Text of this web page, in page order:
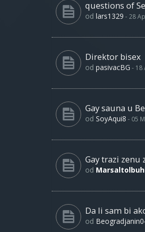
questions of
od lars1329 - 28
Direktor bisex
od pasivacBG - 18
Gay sauna u
od SoyAqui8 - 05
Gay trazi
od
Da li sam bi
od